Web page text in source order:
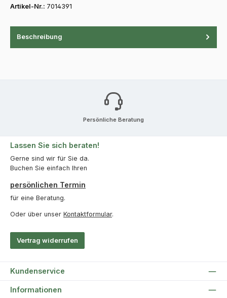
Artikel-Nr.: 7014391
Beschreibung
Persönliche Beratung
Lassen Sie sich beraten!
Gerne sind wir für Sie da.
Buchen Sie einfach Ihren
persönlichen Termin
für eine Beratung.
Oder über unser Kontaktformular.
Vertrag widerrufen
Kundenservice
Informationen